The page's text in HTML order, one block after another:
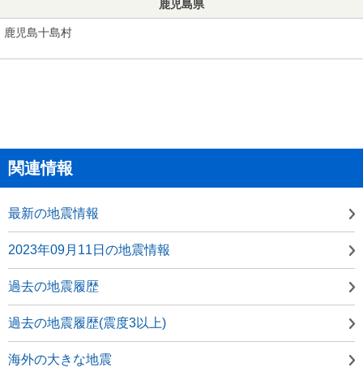
鹿児島県
鹿児島十島村
関連情報
最新の地震情報
2023年09月11日の地震情報
過去の地震履歴
過去の地震履歴(震度3以上)
海外の大きな地震